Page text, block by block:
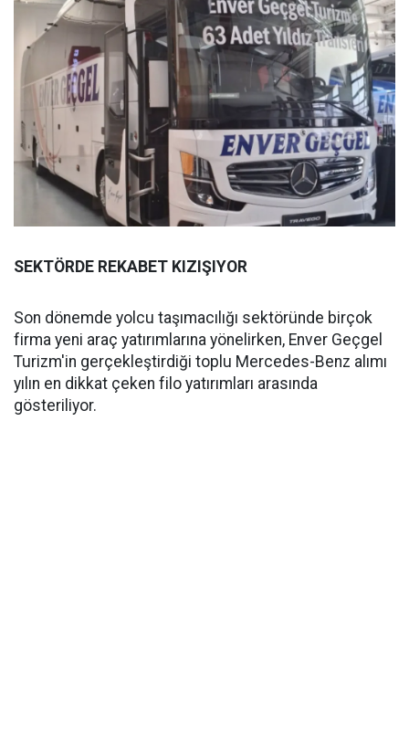
SEKTÖRDE REKABET KIZIŞIYOR
Son dönemde yolcu taşımacılığı sektöründe birçok
firma yeni araç yatırımlarına yönelirken, Enver Geçgel
Turizm'in gerçekleştirdiği toplu Mercedes-Benz alımı
yılın en dikkat çeken filo yatırımları arasında
gösteriliyor.